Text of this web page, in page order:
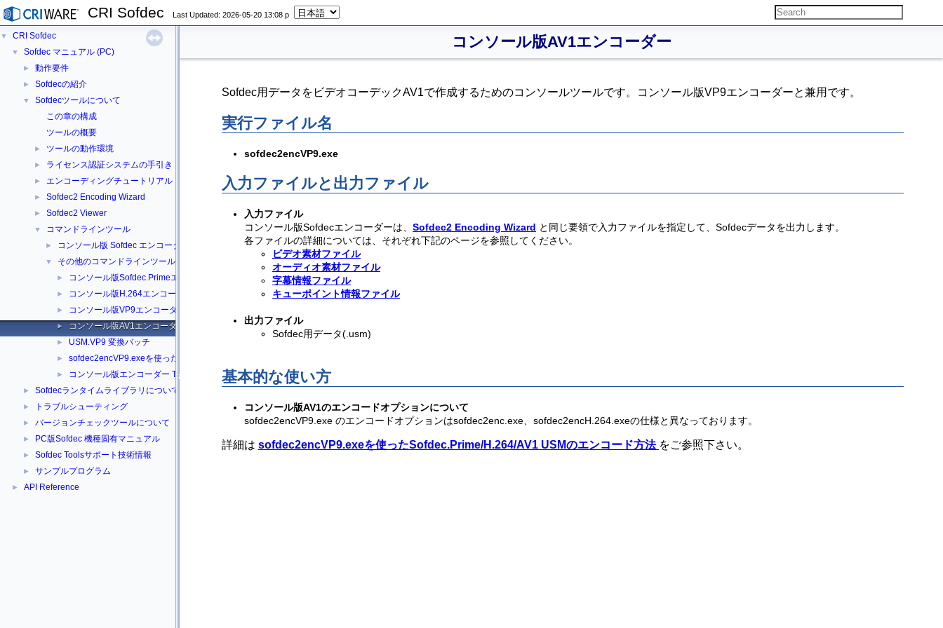
CRI Sofdec Last Updated: 2026-05-20 13:08 p
▼ CRI Sofdec
▼ Sofdec マニュアル (PC)
► 動作要件
► Sofdecの紹介
▼
Sofdecツールについて
この章の構成
ツールの概要
► ツールの動作環境
► ライセンス認証システムの手引き
► エンコーディングチュートリアル
► Sofdec2 Encoding Wizard
► Sofdec2 Viewer
▼ コマンドラインツール
► コンソール版 Sofdec エンコーダー
▼ その他のコマンドラインツール
► コンソール版Sofdec.Primeエンコーダー
► コンソール版H.264エンコーダー
► コンソール版VP9エンコーダー
► コンソール版AV1エンコーダー
► USM.VP9 変換バッチ
► sofdec2encVP9.exeを使ったSofdec.Prime/H.264/AV1 USMのエンコード方法
► コンソール版エンコーダー Tips
► Sofdecランタイムライブラリについて
► トラブルシューティング
► バージョンチェックツールについて
► PC版Sofdec 機種固有マニュアル
► Sofdec Toolsサポート技術情報
► サンプルプログラム
► API Reference
コンソール版AV1エンコーダー
Sofdec用データをビデオコーデックAV1で作成するためのコンソールツールです。コンソール版VP9エンコーダーと兼用です。
実行ファイル名
sofdec2encVP9.exe
入力ファイルと出力ファイル
入力ファイル
コンソール版Sofdecエンコーダーは、 Sofdec2 Encoding Wizard と同じ要領で入力ファイルを指定して、Sofdecデータを出力します。
各ファイルの詳細については、それぞれ下記のページを参照してください。
ビデオ素材ファイル
オーディオ素材ファイル
字幕情報ファイル
キューポイント情報ファイル
出力ファイル
Sofdec用データ(.usm)
基本的な使い方
コンソール版AV1のエンコードオプションについて
sofdec2encVP9.exe のエンコードオプションはsofdec2enc.exe、sofdec2encH.264.exeの仕様と異なっております。
詳細は sofdec2encVP9.exeを使ったSofdec.Prime/H.264/AV1 USMのエンコード方法 をご参照下さい。